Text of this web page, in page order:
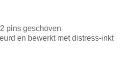
pins geschoven
en bewerkt met distress-inkt